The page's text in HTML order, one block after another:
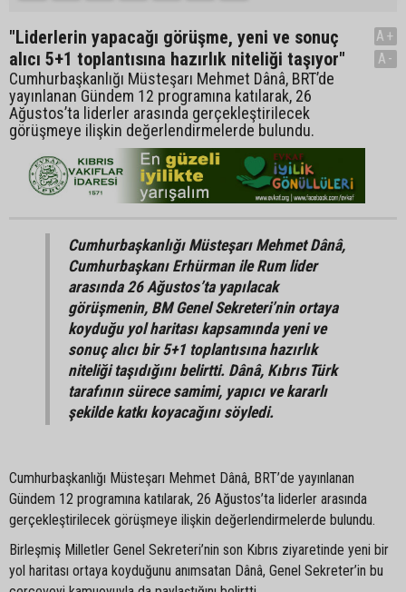
"Liderlerin yapacağı görüşme, yeni ve sonuç
alıcı 5+1 toplantısına hazırlık niteliği taşıyor"
Cumhurbaşkanlığı Müsteşarı Mehmet Dânâ, BRT’de
yayınlanan Gündem 12 programına katılarak, 26
Ağustos’ta liderler arasında gerçekleştirilecek
görüşmeye ilişkin değerlendirmelerde bulundu.
A+
A-
Cumhurbaşkanlığı Müsteşarı Mehmet Dânâ,
Cumhurbaşkanı Erhürman ile Rum lider
arasında 26 Ağustos’ta yapılacak
görüşmenin, BM Genel Sekreteri’nin ortaya
koyduğu yol haritası kapsamında yeni ve
sonuç alıcı bir 5+1 toplantısına hazırlık
niteliği taşıdığını belirtti. Dânâ, Kıbrıs Türk
tarafının sürece samimi, yapıcı ve kararlı
şekilde katkı koyacağını söyledi.
Cumhurbaşkanlığı Müsteşarı Mehmet Dânâ, BRT’de yayınlanan
Gündem 12 programına katılarak, 26 Ağustos’ta liderler arasında
gerçekleştirilecek görüşmeye ilişkin değerlendirmelerde bulundu.
Birleşmiş Milletler Genel Sekreteri’nin son Kıbrıs ziyaretinde yeni bir
yol haritası ortaya koyduğunu anımsatan Dânâ, Genel Sekreter’in bu